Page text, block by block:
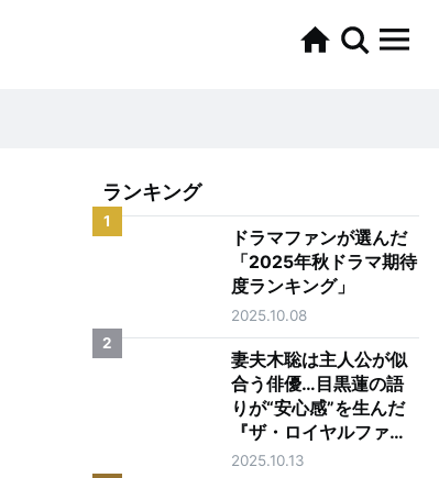
ランキング
1
ドラマファンが選んだ
「2025年秋ドラマ期待
度ランキング」
2025.10.08
2
妻夫木聡は主人公が似
合う俳優…目黒蓮の語
りが“安心感”を生んだ
『ザ・ロイヤルファミ
リー』第1話
2025.10.13